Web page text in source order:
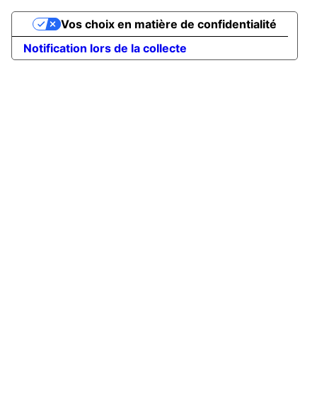
Notification lors de la collecte
Vos choix en matière de confidentialité